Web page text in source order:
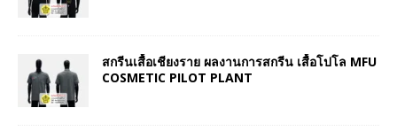
สกรีนเสื้อเชียงราย ผลงานการสกรีน เสื้อโปโล MFU
COSMETIC PILOT PLANT